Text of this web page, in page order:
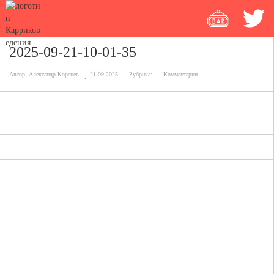
2025-09-21-10-01-35
Автор: Александр Коренев 21.09.2025 Рубрика: Комментарии